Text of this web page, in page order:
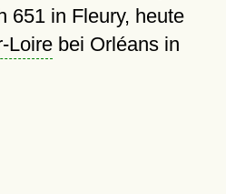
651in Fleury, heute
Loirebei Orléans in